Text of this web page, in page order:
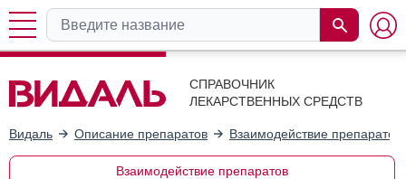
СПРАВОЧНИК
ЛЕКАРСТВЕННЫХ СРЕДСТВ
Видаль Описание препаратов Взаимодействие препаратов
Взаимодействие препаратов